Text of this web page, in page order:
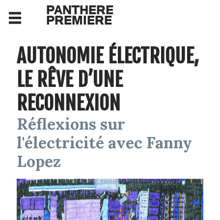
PANTHERE
PREMIERE
AUTONOMIE ÉLECTRIQUE,
LE RÊVE D’UNE
RECONNEXION
Réflexions sur
l'électricité avec Fanny
Lopez